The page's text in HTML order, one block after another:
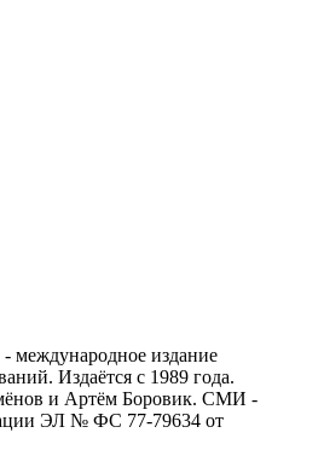
международное издание
Издаётся с 1989 года.
и Артём Боровик. CМИ -
ЭЛ № ФС 77-79634 от